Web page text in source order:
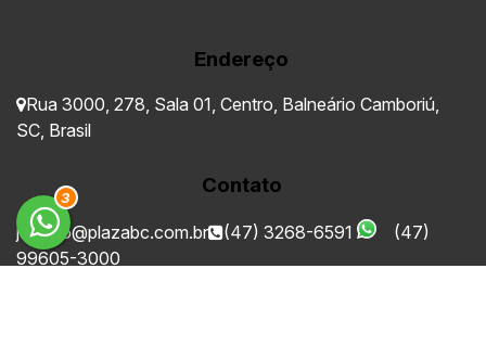
3
Endereço
Rua 3000 278 Sala 01 Centro Balneário Camboriú
SC Brasil
Contato
juridico@plazabc.com.br (47) 3268-6591
(47)
99605-3000